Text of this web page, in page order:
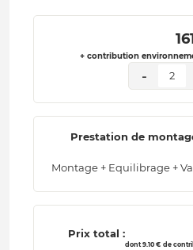
+ contribution
- 2
Prestation de
Montage + Equilibrage +
Prix total :
dont 9.10 € de